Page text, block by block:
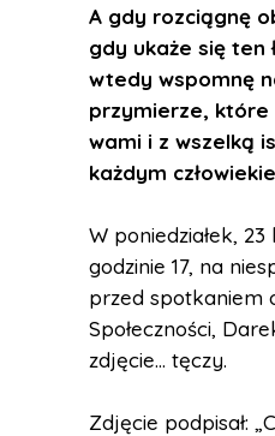
A gdy rozciągnę
gdy ukaże się ten
wtedy wspomnę
przymierze, które
wami i z wszelką
każdym
W poniedziałek,
godzinie 17, na
przed spotkaniem
Społeczności,
zdjęcie… tęczy.
Zdjęcie podpisał: